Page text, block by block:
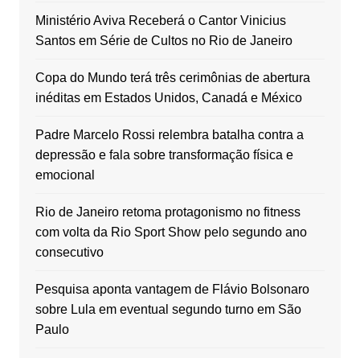
Ministério Aviva Receberá o Cantor Vinicius
Santos em Série de Cultos no Rio de Janeiro
Copa do Mundo terá três cerimônias de abertura
inéditas em Estados Unidos, Canadá e México
Padre Marcelo Rossi relembra batalha contra a
depressão e fala sobre transformação física e
emocional
Rio de Janeiro retoma protagonismo no fitness
com volta da Rio Sport Show pelo segundo ano
consecutivo
Pesquisa aponta vantagem de Flávio Bolsonaro
sobre Lula em eventual segundo turno em São
Paulo